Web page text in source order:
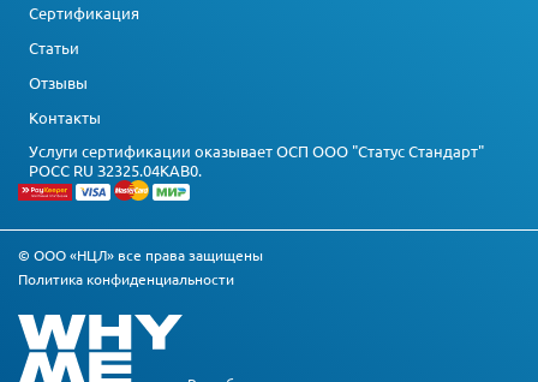
Сертификация
Статьи
Отзывы
Контакты
Услуги сертификации оказывает ОСП ООО "Статус Стандарт"
РОСС RU З2325.04КАВ0.
© ООО «НЦЛ» все права защищены
Политика конфиденциальности